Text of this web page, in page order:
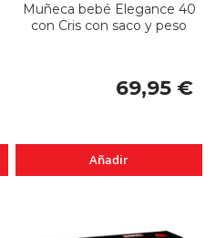
Muñeca bebé Elegance 40
con Cris con saco y peso
69,95 €
Añadir